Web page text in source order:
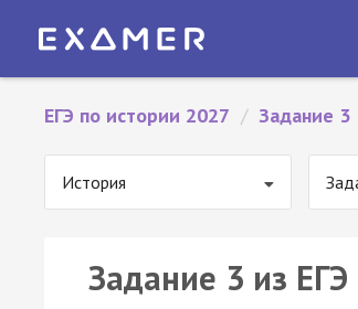
ЕГЭ по истории 2027 / Задание 3
История
Задание 3 из